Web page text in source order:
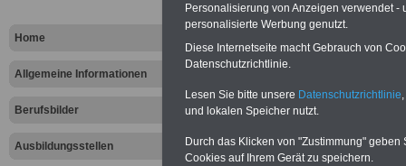
Home
Allgemeine Informationen
Berufsbilder
Ausbildungsstellen
Vorteile für den öffentlichen
Vergleichen und sparen
Bausparen schon ab 16 Jahren
Berufsunfähigkeitsabsicherung
Online-Vergleich Gesetzliche
Krankenkassen
Krankenversicherung
Personalisierung von Anzeigen verwendet
personalisierte Werbung genutzt.
Diese Internetseite macht Gebrauch von
Datenschutzrichtlinie.
Lesen Sie bitte unsere Datenschutzrichtlinie
und lokalen Speicher nutzt.
Durch das Klicken von "Zustimmung"
Cookies auf Ihrem Gerät zu speichern.